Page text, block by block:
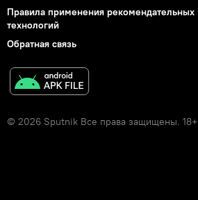
Правила применения рекомендательных
технологий
Обратная связь
© 2026 Sputnik Все права защищены. 18+